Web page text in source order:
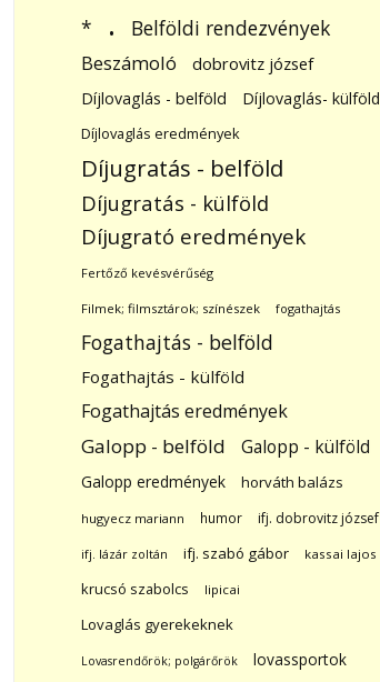
* . Belföldi rendezvények
Beszámoló dobrovitz józsef
Díjlovaglás - belföld Díjlovaglás- külföld
Díjlovaglás eredmények
Díjugratás - belföld
Díjugratás - külföld
Díjugrató eredmények
Fertőző kevésvérűség
Filmek; filmsztárok; színészek fogathajtás
Fogathajtás - belföld
Fogathajtás - külföld
Fogathajtás eredmények
Galopp - belföld Galopp - külföld
Galopp eredmények horváth balázs
hugyecz mariann humor ifj. dobrovitz józsef
ifj. lázár zoltán ifj. szabó gábor kassai lajos
krucsó szabolcs lipicai
Lovaglás gyerekeknek
Lovasrendőrök; polgárőrök
lovassportok